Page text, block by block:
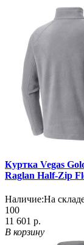
Куртка Vegas
Raglan Half-Zip
Наличие:На
100
11 601 р.
В корзину